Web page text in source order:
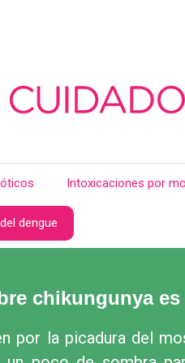
Intoxicaciones por
dengue
chikungunya
por la picadura del